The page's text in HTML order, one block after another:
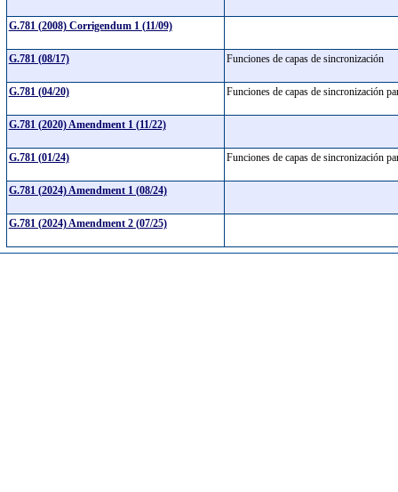
G.781 (2008) Corrigendum 1 (11/09)
G.781 (08/17) Funciones de capas de sincronización
G.781 (04/20) Funciones de capas de sincronización
G.781 (2020) Amendment 1 (11/22)
G.781 (01/24) Funciones de capas de sincronización
G.781 (2024) Amendment 1 (08/24)
G.781 (2024) Amendment 2 (07/25)